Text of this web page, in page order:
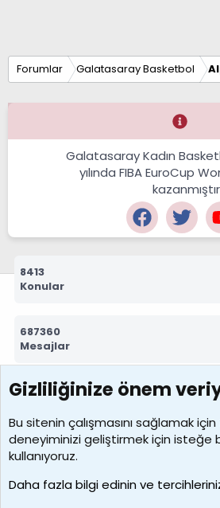
Forumlar Galatasaray Basketbol
Galatasaray Kadın
yılında FIBA EuroCup
8413
Konular
687360
Mesajlar
7392
Kullanıcılar
MosesBrownHayranı
Son üye
Gizliliğinize önem
Bu sitenin çalışmasını sağlamak
deneyiminizi geliştirmek için isteğe
kullanıyoruz.
Daha fazla bilgi edinin ve